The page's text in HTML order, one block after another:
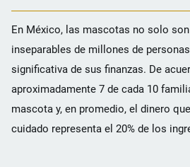
En México, las mascotas no solo
inseparables de millones de
significativa de sus finanzas. De
aproximadamente 7 de cada 10
mascota y, en promedio, el dinero
cuidado representa el 20% de los